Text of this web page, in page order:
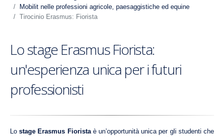
Mobilit nelle professioni agricole, paesaggistiche ed equine
Tirocinio Erasmus: Fiorista
Lo stage Erasmus Fiorista:
un'esperienza unica per i futuri
professionisti
Lostage Erasmus Fioristaè un’opportunità unica per gli studenti che